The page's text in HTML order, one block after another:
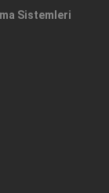
Sistemleri